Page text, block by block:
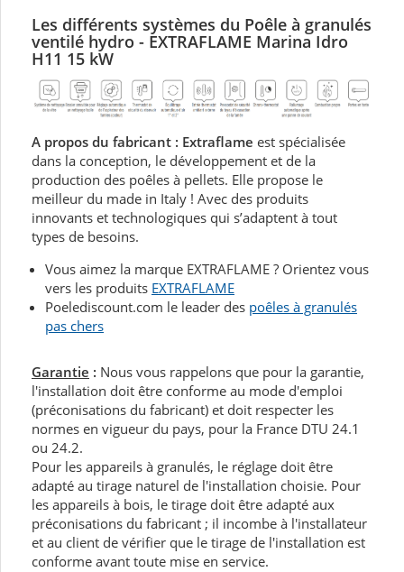
Les différents systèmes du Poêle à granulés
ventilé hydro - EXTRAFLAME Marina Idro
H11 15 kW
A propos du fabricant : Extraflame est spécialisée
dans la conception, le développement et de la
production des poêles à pellets. Elle propose le
meilleur du made in Italy ! Avec des produits
innovants et technologiques qui s’adaptent à tout
types de besoins.
Vous aimez la marque EXTRAFLAME ? Orientez vous
vers les produits EXTRAFLAME
Poelediscount.com le leader des poêles à granulés
pas chers
Garantie : Nous vous rappelons que pour la garantie,
l'installation doit être conforme au mode d'emploi
(préconisations du fabricant) et doit respecter les
normes en vigueur du pays, pour la France DTU 24.1
ou 24.2.
Pour les appareils à granulés, le réglage doit être
adapté au tirage naturel de l'installation choisie. Pour
les appareils à bois, le tirage doit être adapté aux
préconisations du fabricant ; il incombe à l'installateur
et au client de vérifier que le tirage de l'installation est
conforme avant toute mise en service.